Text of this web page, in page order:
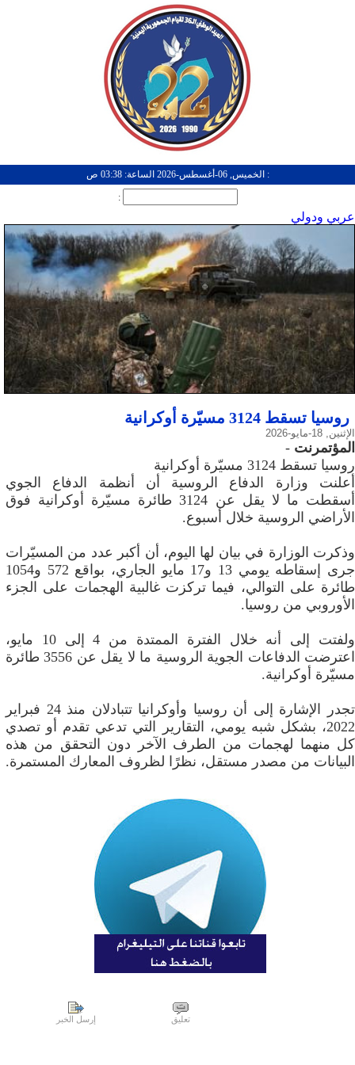
: الخميس, 06-أغسطس-2026 الساعة: 03:38 ص
:
عربي ودولي
روسيا تسقط 3124 مسيّرة أوكرانية
الإثنين, 18-مايو-2026
المؤتمرنت -
روسيا تسقط 3124 مسيّرة أوكرانية
أعلنت وزارة الدفاع الروسية أن أنظمة الدفاع الجوي
أسقطت ما لا يقل عن 3124 طائرة مسيّرة أوكرانية فوق
الأراضي الروسية خلال أسبوع.
وذكرت الوزارة في بيان لها اليوم، أن أكبر عدد من المسيّرات
جرى إسقاطه يومي 13 و17 مايو الجاري، بواقع 572 و1054
طائرة على التوالي، فيما تركزت غالبية الهجمات على الجزء
الأوروبي من روسيا.
ولفتت إلى أنه خلال الفترة الممتدة من 4 إلى 10 مايو،
اعترضت الدفاعات الجوية الروسية ما لا يقل عن 3556 طائرة
مسيّرة أوكرانية.
تجدر الإشارة إلى أن روسيا وأوكرانيا تتبادلان منذ 24 فبراير
2022، بشكل شبه يومي، التقارير التي تدعي تقدم أو تصدي
كل منهما لهجمات من الطرف الآخر دون التحقق من هذه
البيانات من مصدر مستقل، نظرًا لظروف المعارك المستمرة.
تعليق إرسل الخبر